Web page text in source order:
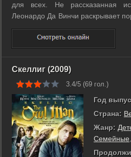
для всех. Не рассказанная
Леонардо Да Винчи раскрывает
которого мучает дар гения. Он -
ложь религии. Бунтарь,
общество. ...
Скеллиг (2009)
3.4/5 (69 гол.)
Год
Страна:
Жанр:
Семейные